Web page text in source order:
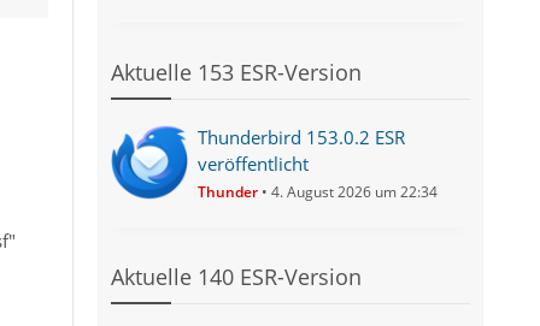
Aktuelle 153 ESR-Version
Thunderbird 153.0.2 ESR
veröffentlicht
Thunder 4. August 2026 um 22:34
Aktuelle 140 ESR-Version